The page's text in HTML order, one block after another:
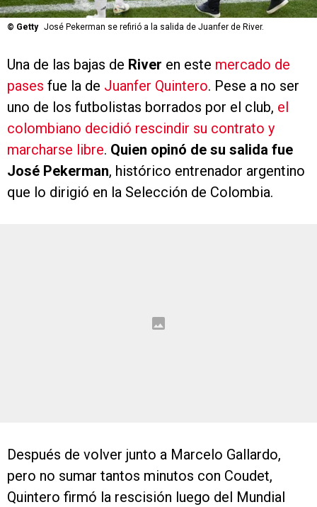
© Getty José Pekerman se refirió a la salida de Juanfer de River.
Una de las bajas de River en este mercado de
pases fue la de Juanfer Quintero. Pese a no ser
uno de los futbolistas borrados por el club, el
colombiano decidió rescindir su contrato y
marcharse libre. Quien opinó de su salida fue
José Pekerman, histórico entrenador argentino
que lo dirigió en la Selección de Colombia.
Después de volver junto a Marcelo Gallardo,
pero no sumar tantos minutos con Coudet,
Quintero firmó la rescisión luego del Mundial